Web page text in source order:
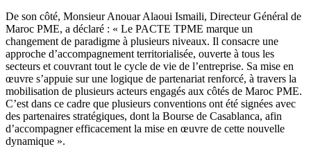
De son côté, Monsieur Anouar Alaoui Ismaili, Directeur Général de
Maroc PME, a déclaré : « Le PACTE TPME marque un
changement de paradigme à plusieurs niveaux. Il consacre une
approche d’accompagnement territorialisée, ouverte à tous les
secteurs et couvrant tout le cycle de vie de l’entreprise. Sa mise en
œuvre s’appuie sur une logique de partenariat renforcé, à travers la
mobilisation de plusieurs acteurs engagés aux côtés de Maroc PME.
C’est dans ce cadre que plusieurs conventions ont été signées avec
des partenaires stratégiques, dont la Bourse de Casablanca, afin
d’accompagner efficacement la mise en œuvre de cette nouvelle
dynamique ».